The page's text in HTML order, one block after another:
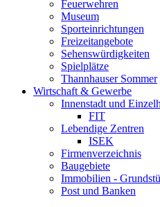
Feuerwehren
Museum
Sporteinrichtungen
Freizeitangebote
Sehenswürdigkeiten
Spielplätze
Thannhauser Sommer
Wirtschaft & Gewerbe
Innenstadt und
FIT
Lebendige Zentren
ISEK
Firmenverzeichnis
Baugebiete
Immobilien -
Post und Banken